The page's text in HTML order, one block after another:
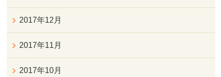
2017年12月
2017年11月
2017年10月